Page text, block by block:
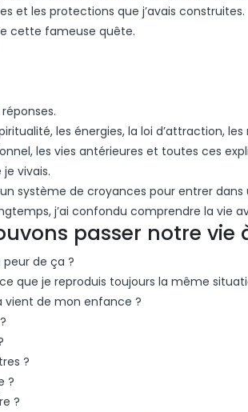
et les protections que j’avais construites.
cette fameuse quête.
les énergies, la loi d’attraction, les
les vies antérieures et toutes ces
vivais.
système de croyances pour entrer dans
j’ai confondu comprendre la vie
passer notre
de ça ?
que je reproduis toujours la même
vient de mon enfance ?
?
?
?